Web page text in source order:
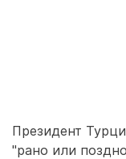
Президент
"рано или